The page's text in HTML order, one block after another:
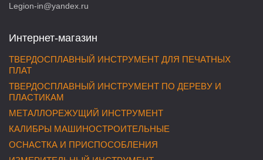
Legion-in@yandex.ru
Интернет-магазин
ТВЕРДОСПЛАВНЫЙ ИНСТРУМЕНТ ДЛЯ ПЕЧАТНЫХ
ПЛАТ
ТВЕРДОСПЛАВНЫЙ ИНСТРУМЕНТ ПО ДЕРЕВУ И
ПЛАСТИКАМ
МЕТАЛЛОРЕЖУЩИЙ ИНСТРУМЕНТ
КАЛИБРЫ МАШИНОСТРОИТЕЛЬНЫЕ
ОСНАСТКА И ПРИСПОСОБЛЕНИЯ